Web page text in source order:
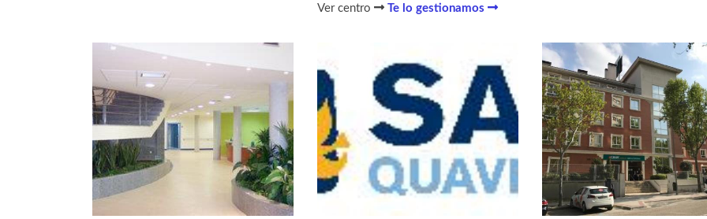
Ver centro Te lo gestionamos